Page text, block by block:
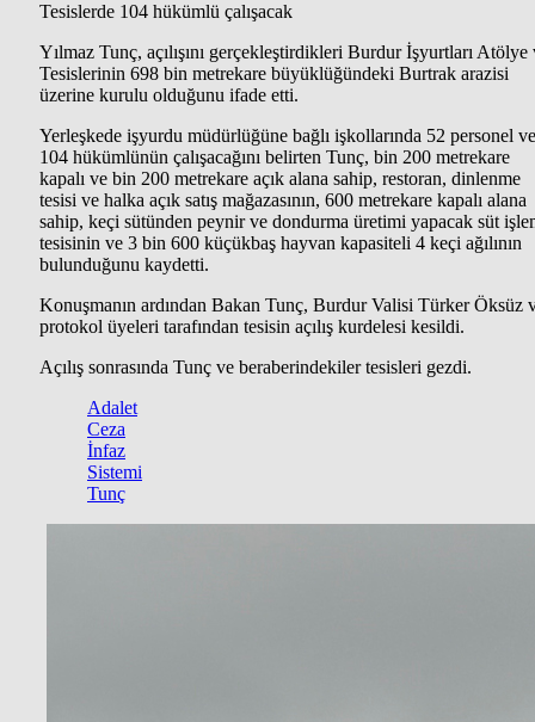
Tesislerde 104 hükümlü çalışacak
Yılmaz Tunç, açılışını gerçekleştirdikleri Burdur İşyurtları Atölye
Tesislerinin 698 bin metrekare büyüklüğündeki Burtrak arazisi
üzerine kurulu olduğunu ifade etti.
Yerleşkede işyurdu müdürlüğüne bağlı işkollarında 52 personel ve
104 hükümlünün çalışacağını belirten Tunç, bin 200 metrekare
kapalı ve bin 200 metrekare açık alana sahip, restoran, dinlenme
tesisi ve halka açık satış mağazasının, 600 metrekare kapalı alana
sahip, keçi sütünden peynir ve dondurma üretimi yapacak süt
tesisinin ve 3 bin 600 küçükbaş hayvan kapasiteli 4 keçi ağılının
bulunduğunu kaydetti.
Konuşmanın ardından Bakan Tunç, Burdur Valisi Türker Öksüz
protokol üyeleri tarafından tesisin açılış kurdelesi kesildi.
Açılış sonrasında Tunç ve beraberindekiler tesisleri gezdi.
Adalet
Ceza
İnfaz
Sistemi
Tunç